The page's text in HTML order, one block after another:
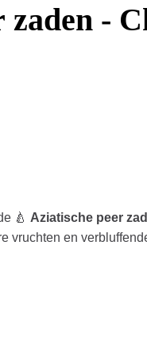
-
🍐 Aziatische peer
vruchten en